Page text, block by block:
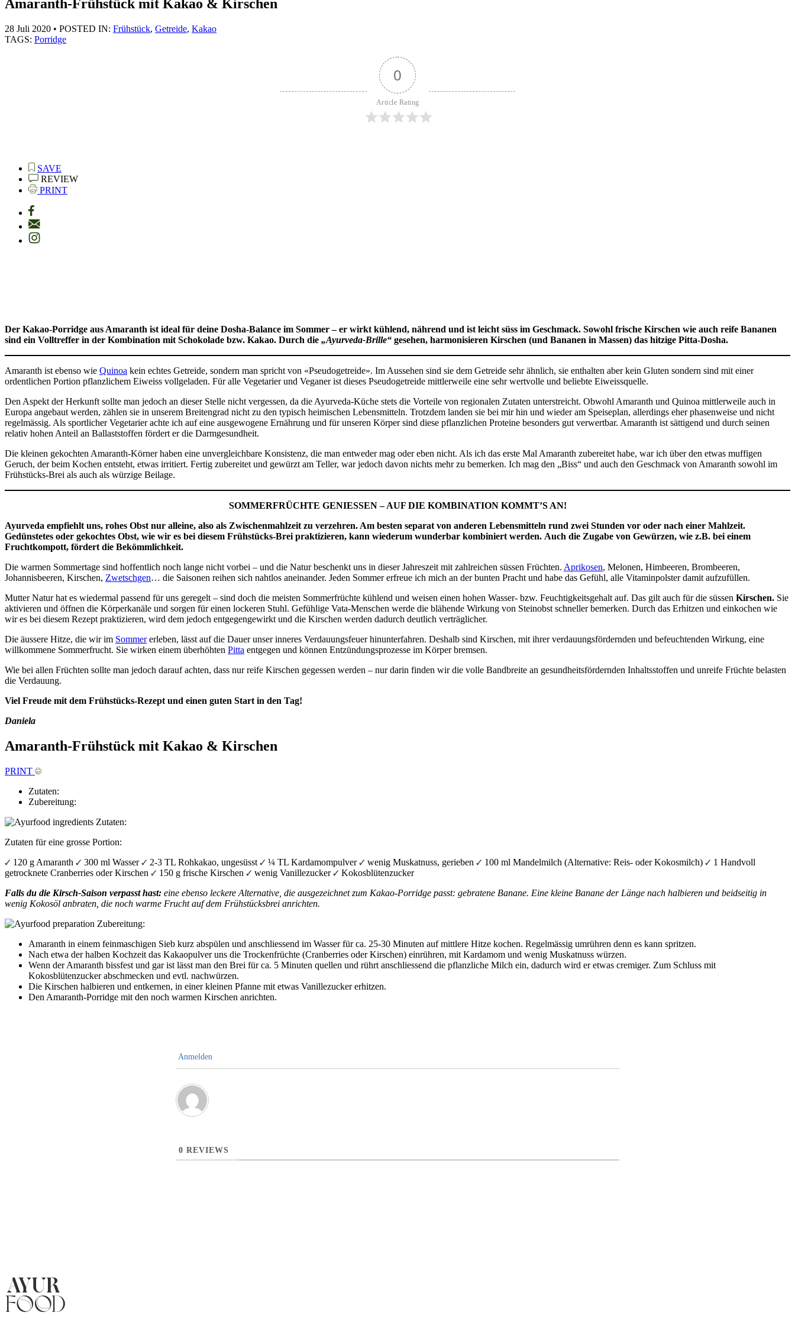
Amaranth-Frühstück mit Kakao & Kirschen
28 Juli 2020 • POSTED IN: Frühstück, Getreide, Kakao
TAGS: Porridge
0
Article Rating
SAVE
REVIEW
PRINT
Der Kakao-Porridge aus Amaranth ist ideal für deine Dosha-Balance im Sommer – er wirkt kühlend, nährend und ist leicht süss im Geschmack. Sowohl frische Kirschen wie auch reife Bananen
sind ein Volltreffer in der Kombination mit Schokolade bzw. Kakao. Durch die „Ayurveda-Brille“ gesehen, harmonisieren Kirschen (und Bananen in Massen) das hitzige Pitta-Dosha.
Amaranth ist ebenso wie Quinoa kein echtes Getreide, sondern man spricht von «Pseudogetreide». Im Aussehen sind sie dem Getreide sehr ähnlich, sie enthalten aber kein Gluten sondern sind mit einer
ordentlichen Portion pflanzlichem Eiweiss vollgeladen. Für alle Vegetarier und Veganer ist dieses Pseudogetreide mittlerweile eine sehr wertvolle und beliebte Eiweissquelle.
Den Aspekt der Herkunft sollte man jedoch an dieser Stelle nicht vergessen, da die Ayurveda-Küche stets die Vorteile von regionalen Zutaten unterstreicht. Obwohl Amaranth und Quinoa mittlerweile auch in
Europa angebaut werden, zählen sie in unserem Breitengrad nicht zu den typisch heimischen Lebensmitteln. Trotzdem landen sie bei mir hin und wieder am Speiseplan, allerdings eher phasenweise und nicht
regelmässig. Als sportlicher Vegetarier achte ich auf eine ausgewogene Ernährung und für unseren Körper sind diese pflanzlichen Proteine besonders gut verwertbar. Amaranth ist sättigend und durch seinen
relativ hohen Anteil an Ballaststoffen fördert er die Darmgesundheit.
Die kleinen gekochten Amaranth-Körner haben eine unvergleichbare Konsistenz, die man entweder mag oder eben nicht. Als ich das erste Mal Amaranth zubereitet habe, war ich über den etwas muffigen
Geruch, der beim Kochen entsteht, etwas irritiert. Fertig zubereitet und gewürzt am Teller, war jedoch davon nichts mehr zu bemerken. Ich mag den „Biss“ und auch den Geschmack von Amaranth sowohl im
Frühstücks-Brei als auch als würzige Beilage.
SOMMERFRÜCHTE GENIESSEN – AUF DIE KOMBINATION KOMMT’S AN!
Ayurveda empfiehlt uns, rohes Obst nur alleine, also als Zwischenmahlzeit zu verzehren. Am besten separat von anderen Lebensmitteln rund zwei Stunden vor oder nach einer Mahlzeit.
Gedünstetes oder gekochtes Obst, wie wir es bei diesem Frühstücks-Brei praktizieren, kann wiederum wunderbar kombiniert werden. Auch die Zugabe von Gewürzen, wie z.B. bei einem
Fruchtkompott, fördert die Bekömmlichkeit.
Die warmen Sommertage sind hoffentlich noch lange nicht vorbei – und die Natur beschenkt uns in dieser Jahreszeit mit zahlreichen süssen Früchten. Aprikosen, Melonen, Himbeeren, Brombeeren,
Johannisbeeren, Kirschen, Zwetschgen… die Saisonen reihen sich nahtlos aneinander. Jeden Sommer erfreue ich mich an der bunten Pracht und habe das Gefühl, alle Vitaminpolster damit aufzufüllen.
Mutter Natur hat es wiedermal passend für uns geregelt – sind doch die meisten Sommerfrüchte kühlend und weisen einen hohen Wasser- bzw. Feuchtigkeitsgehalt auf. Das gilt auch für die süssen Kirschen. Sie
aktivieren und öffnen die Körperkanäle und sorgen für einen lockeren Stuhl. Gefühlige Vata-Menschen werde die blähende Wirkung von Steinobst schneller bemerken. Durch das Erhitzen und einkochen wie
wir es bei diesem Rezept praktizieren, wird dem jedoch entgegengewirkt und die Kirschen werden dadurch deutlich verträglicher.
Die äussere Hitze, die wir im Sommererleben, lässt auf die Dauer unser inneres Verdauungsfeuer hinunterfahren. Deshalb sind Kirschen, mit ihrer verdauungsfördernden und befeuchtenden Wirkung, eine
willkommene Sommerfrucht. Sie wirken einem überhöhten Pitta entgegen und können Entzündungsprozesse im Körper bremsen.
Wie bei allen Früchten sollte man jedoch darauf achten, dass nur reife Kirschen gegessen werden – nur darin finden wir die volle Bandbreite an gesundheitsfördernden Inhaltsstoffen und unreife Früchte belasten
die Verdauung.
Viel Freude mit dem Frühstücks-Rezept und einen guten Start in den Tag!
Daniela
Amaranth-Frühstück mit Kakao & Kirschen
PRINT
Zutaten:
Zubereitung:
Zutaten:
Zutaten für eine grosse Portion:
120 g Amaranth
300 ml Wasser 2-3 TL Rohkakao, ungesüsst ¼ TL Kardamompulver wenig Muskatnuss, gerieben 100 ml Mandelmilch (Alternative: Reis- oder Kokosmilch)
1 Handvoll
getrocknete Cranberries oder Kirschen
150 g frische Kirschen wenig Vanillezucker
Kokosblütenzucker
Falls du die Kirsch-Saison verpasst hast: eine ebenso leckere Alternative, die ausgezeichnet zum Kakao-Porridge passt: gebratene Banane. Eine kleine Banane der Länge nach halbieren und beidseitig in
wenig Kokosöl anbraten, die noch warme Frucht auf dem Frühstücksbrei anrichten.
Zubereitung:
Amaranth in einem feinmaschigen Sieb kurz abspülen und anschliessend im Wasser für ca. 25-30 Minuten auf mittlere Hitze kochen. Regelmässig umrühren denn es kann spritzen.
Nach etwa der halben Kochzeit das Kakaopulver uns die Trockenfrüchte (Cranberries oder Kirschen) einrühren, mit Kardamom und wenig Muskatnuss würzen.
Wenn der Amaranth bissfest und gar ist lässt man den Brei für ca. 5 Minuten quellen und rührt anschliessend die pflanzliche Milch ein, dadurch wird er etwas cremiger. Zum Schluss mit
Kokosblütenzucker abschmecken und evtl. nachwürzen.
Die Kirschen halbieren und entkernen, in einer kleinen Pfanne mit etwas Vanillezucker erhitzen.
Den Amaranth-Porridge mit den noch warmen Kirschen anrichten.
Anmelden
0 REVIEWS